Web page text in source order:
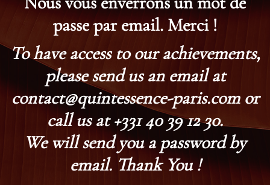
passe par email. Merci !
To have access to our achievements,
please send us an email at
contact@quintessence-paris.com or
call us at +331 40 39 12 30.
We will send you a password by
email. Thank You !